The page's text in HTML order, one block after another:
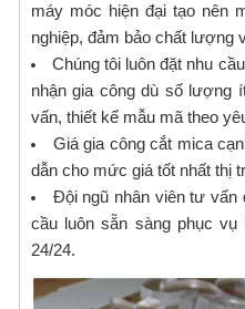
máy móc hiện đại tạo nên
nghiệp, đảm bảo chất lượng
Chúng tôi luôn đặt nhu
nhận gia công dù số lượng
vấn, thiết kế mẫu mã theo
Giá gia công cắt mica
dẫn cho mức giá tốt nhất thị
Đội ngũ nhân viên tư
cầu luôn sẵn sàng phục
24/24.